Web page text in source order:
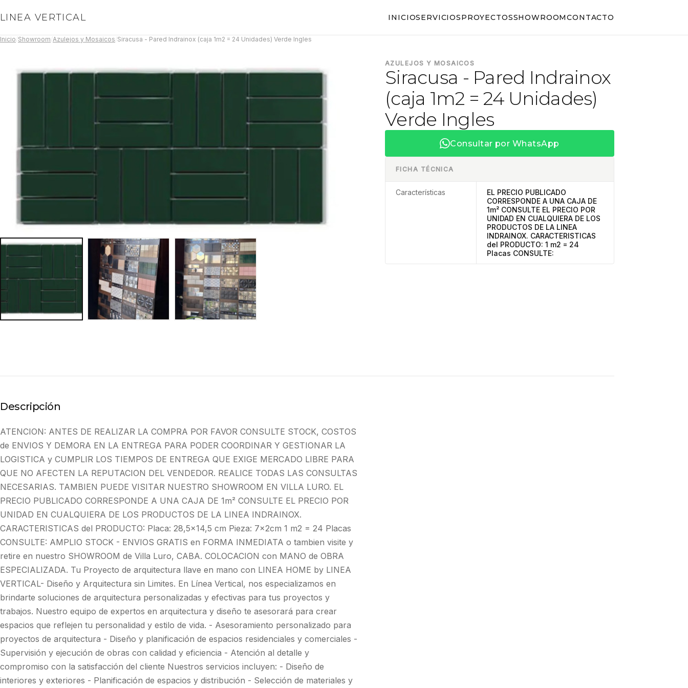
LINEA VERTICAL INICIOSERVICIOSPROYECTOSSHOWROOMCONTACTO
Inicio Showroom Azulejos y Mosaicos Siracusa - Pared Indrainox (caja 1m2 = 24 Unidades) Verde Ingles
AZULEJOS Y MOSAICOS
Siracusa - Pared Indrainox
(caja 1m2 = 24 Unidades)
Verde Ingles
Consultar por WhatsApp
FICHA TÉCNICA
Características
EL PRECIO PUBLICADO
CORRESPONDE A UNA CAJA DE
1m² CONSULTE EL PRECIO POR
UNIDAD EN CUALQUIERA DE LOS
PRODUCTOS DE LA LINEA
INDRAINOX. CARACTERISTICAS
del PRODUCTO: 1 m2 = 24
Placas CONSULTE:
Descripción
ATENCION: ANTES DE REALIZAR LA COMPRA POR FAVOR CONSULTE STOCK, COSTOS
de ENVIOS Y DEMORA EN LA ENTREGA PARA PODER COORDINAR Y GESTIONAR LA
LOGISTICA y CUMPLIR LOS TIEMPOS DE ENTREGA QUE EXIGE MERCADO LIBRE PARA
QUE NO AFECTEN LA REPUTACION DEL VENDEDOR. REALICE TODAS LAS CONSULTAS
NECESARIAS. TAMBIEN PUEDE VISITAR NUESTRO SHOWROOM EN VILLA LURO. EL
PRECIO PUBLICADO CORRESPONDE A UNA CAJA DE 1m² CONSULTE EL PRECIO POR
UNIDAD EN CUALQUIERA DE LOS PRODUCTOS DE LA LINEA INDRAINOX.
CARACTERISTICAS del PRODUCTO: Placa: 28,5x14,5 cm Pieza: 7x2cm 1 m2 = 24 Placas
CONSULTE: AMPLIO STOCK - ENVIOS GRATIS en FORMA INMEDIATA o tambien visite y
retire en nuestro SHOWROOM de Villa Luro, CABA. COLOCACION con MANO de OBRA
ESPECIALIZADA. Tu Proyecto de arquitectura llave en mano con LINEA HOME by LINEA
VERTICAL- Diseño y Arquitectura sin Limites. En Línea Vertical, nos especializamos en
brindarte soluciones de arquitectura personalizadas y efectivas para tus proyectos y
trabajos. Nuestro equipo de expertos en arquitectura y diseño te asesorará para crear
espacios que reflejen tu personalidad y estilo de vida. - Asesoramiento personalizado para
proyectos de arquitectura - Diseño y planificación de espacios residenciales y comerciales -
Supervisión y ejecución de obras con calidad y eficiencia - Atención al detalle y
compromiso con la satisfacción del cliente Nuestros servicios incluyen: - Diseño de
interiores y exteriores - Planificación de espacios y distribución - Selección de materiales y